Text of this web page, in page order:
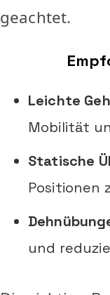
geachtet.
Leichte
Mobilität
Statische
Positionen
und